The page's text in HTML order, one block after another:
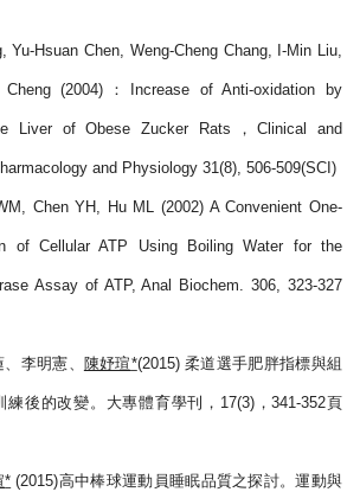
Yu-Hsuan Chen, Weng-Cheng Chang, I-Min Liu,
(2004) ： Increase of Anti-oxidation by
Liver of Obese Zucker Rats ，Clinical and
and Physiology 31(8), 506-509(SCI)
Chen YH, Hu ML (2002) A Convenient One-
of Cellular ATP Using Boiling Water for the
Assay of ATP, Anal Biochem. 306, 323-327
李明憲、 陳妤瑄*(2015)柔道選手肥胖指標與組
練後的改變。大專體育學刊， 17(3)，341-352頁
* (2015)高中棒球運動員睡眠品質之探討。運動與